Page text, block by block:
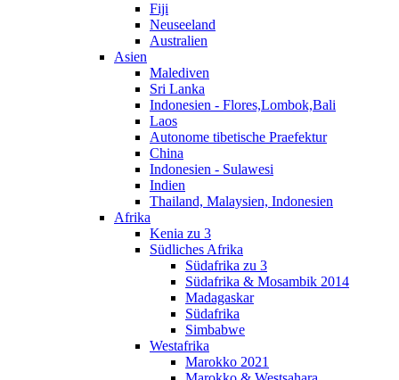
Fiji
Neuseeland
Australien
Asien
Malediven
Sri Lanka
Indonesien - Flores,Lombok,Bali
Laos
Autonome tibetische Praefektur
China
Indonesien - Sulawesi
Indien
Thailand, Malaysien, Indonesien
Afrika
Kenia zu 3
Südliches Afrika
Südafrika zu 3
Südafrika & Mosambik 2014
Madagaskar
Südafrika
Simbabwe
Westafrika
Marokko 2021